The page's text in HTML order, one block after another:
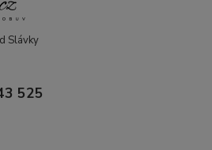
Slávky
525